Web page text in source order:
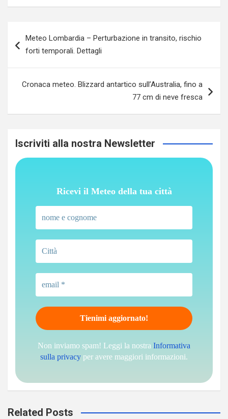
articoli
Meteo Lombardia – Perturbazione in transito, rischio
forti temporali. Dettagli
Cronaca meteo. Blizzard antartico sull’Australia, fino a
77 cm di neve fresca
Iscriviti alla nostra Newsletter
Ricevi il Meteo della tua città
Non inviamo spam! Leggi la nostra Informativa
sulla privacy per avere maggiori informazioni.
Related Posts